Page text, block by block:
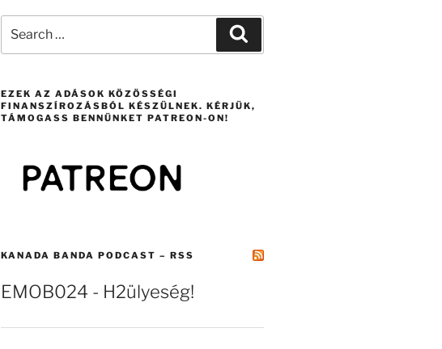
for:
EZEK AZ ADÁSOK KÖZÖSSÉGI
FINANSZÍROZÁSBÓL KÉSZÜLNEK. KÉRJÜK,
TÁMOGASS BENNÜNKET PATREON-ON!
KANADA BANDA PODCAST – RSS
EMOB024 - H2ülyeség!